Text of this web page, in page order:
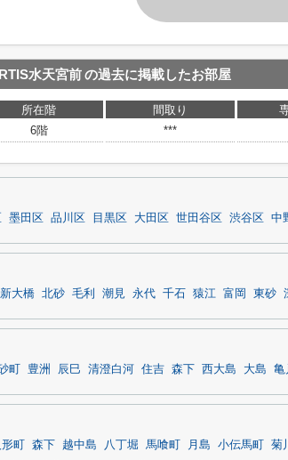
水天宮前の過去に掲載したお部屋
所在階 間取り
6階
***
墨田区 品川区 目黒区 大田区 世田谷区 渋谷区 中
新大橋 北砂 毛利 潮見 永代 千石 猿江 富岡 東砂
町 豊洲 辰巳 清澄白河 住吉 森下 西大島 大島 亀
町 森下 越中島 八丁堀 馬喰町 月島 小伝馬町 菊